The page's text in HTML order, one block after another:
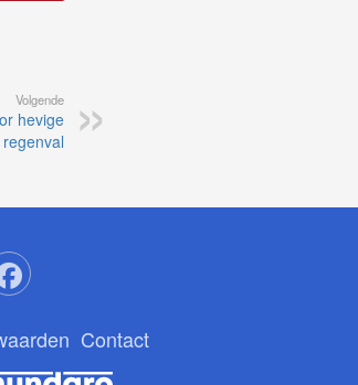
Volgende
hevige
regenval
Contact